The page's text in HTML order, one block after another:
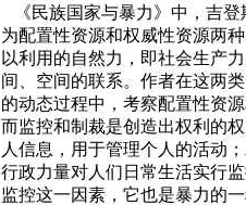
《民族国家与暴力》中，吉登
为配置性资源和权威性资源两
以利用的自然力，即社会生产
间、空间的联系。作者在这两
的动态过程中，考察配置性资
而监控和制裁是创造出权利的
人信息，用于管理个人的活动
行政力量对人们日常生活实行
监控这一因素，它也是暴力的